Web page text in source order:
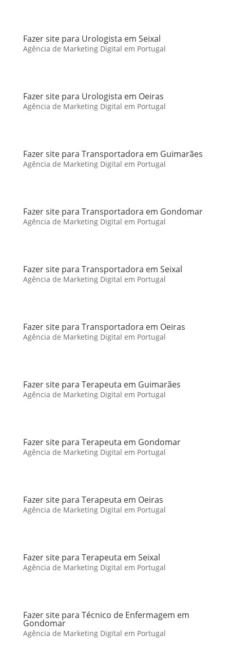
Fazer site para Urologista em Seixal
Agência de Marketing Digital em Portugal
Fazer site para Urologista em Oeiras
Agência de Marketing Digital em Portugal
Fazer site para Transportadora em Guimarães
Agência de Marketing Digital em Portugal
Fazer site para Transportadora em Gondomar
Agência de Marketing Digital em Portugal
Fazer site para Transportadora em Seixal
Agência de Marketing Digital em Portugal
Fazer site para Transportadora em Oeiras
Agência de Marketing Digital em Portugal
Fazer site para Terapeuta em Guimarães
Agência de Marketing Digital em Portugal
Fazer site para Terapeuta em Gondomar
Agência de Marketing Digital em Portugal
Fazer site para Terapeuta em Oeiras
Agência de Marketing Digital em Portugal
Fazer site para Terapeuta em Seixal
Agência de Marketing Digital em Portugal
Fazer site para Técnico de Enfermagem em
Gondomar
Agência de Marketing Digital em Portugal